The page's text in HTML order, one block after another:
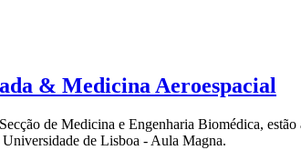
& Medicina Aeroespacial
de Medicina e Engenharia Biomédica,
de Lisboa - Aula Magna.